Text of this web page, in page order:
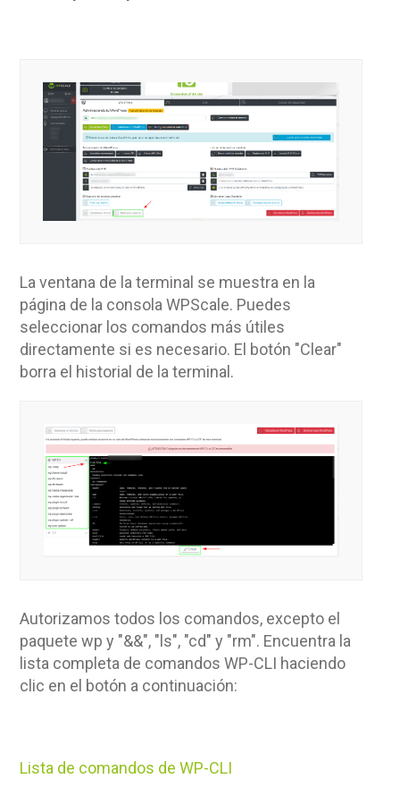
La ventana de la terminal se muestra en la
página de la consola WPScale. Puedes
seleccionar los comandos más útiles
directamente si es necesario. El botón "Clear"
borra el historial de la terminal.
Autorizamos todos los comandos, excepto el
paquete wp y "&&", "ls", "cd" y "rm". Encuentra la
lista completa de comandos WP-CLI haciendo
clic en el botón a continuación:
Lista de comandos de WP-CLI